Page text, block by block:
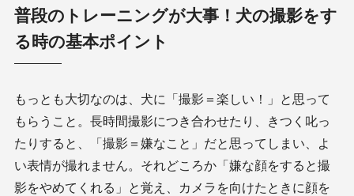
普段のトレーニングが大事！犬の撮影をす
る時の基本ポイント
もっとも大切なのは、犬に「撮影＝楽しい！」と思って
もらうこと。長時間撮影につき合わせたり、きつく叱っ
たりすると、「撮影＝嫌なこと」だと思ってしまい、よ
い表情が撮れません。それどころか「嫌な顔をすると撮
影をやめてくれる」と覚え、カメラを向けたときに顔を